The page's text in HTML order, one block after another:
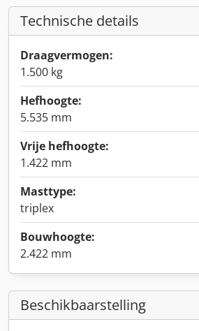
Technische details
Draagvermogen:
1.500 kg
Hefhoogte:
5.535 mm
Vrije hefhoogte:
1.422 mm
Masttype:
triplex
Bouwhoogte:
2.422 mm
Beschikbaarstelling